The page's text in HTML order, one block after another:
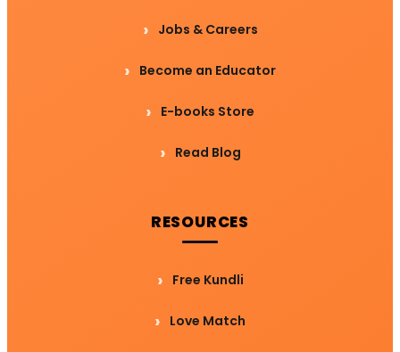
Jobs & Careers
Become an Educator
E-books Store
Read Blog
RESOURCES
Free Kundli
Love Match